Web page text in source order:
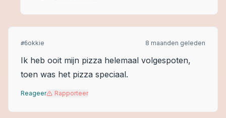
#6okkie 8 maanden geleden
Ik heb ooit mijn pizza helemaal volgespoten,
toen was het pizza speciaal.
Reageer Rapporteer